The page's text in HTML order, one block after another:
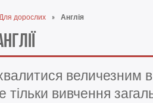
дорослих Англія
величезним
вивчення